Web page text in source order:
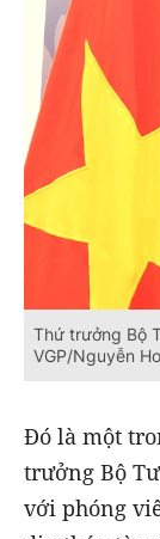
Thứ trưởng Bộ
VGP/Nguyễn
Đó là một
trưởng Bộ
với phóng